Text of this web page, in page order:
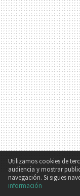
Utilizamos cookies de
audiencia y mostrar
navegación. Si sigues
información